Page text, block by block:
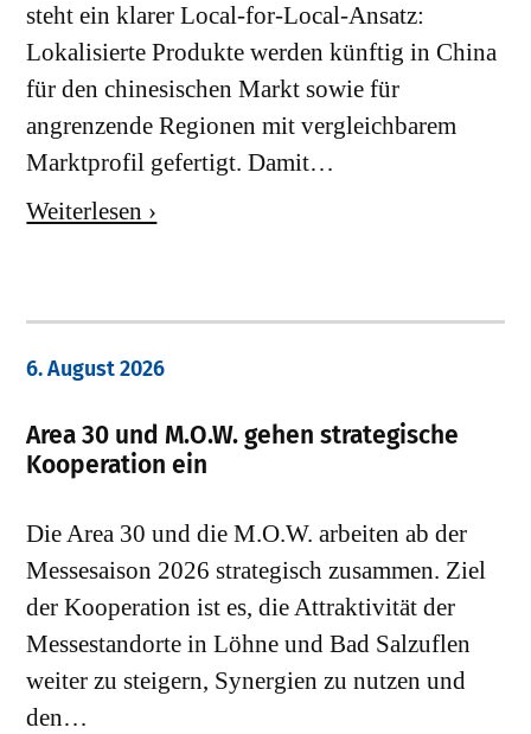
steht ein klarer Local-for-Local-Ansatz:
Lokalisierte Produkte werden künftig in China
für den chinesischen Markt sowie für
angrenzende Regionen mit vergleichbarem
Marktprofil gefertigt. Damit…
Weiterlesen ›
6. August 2026
Area 30 und M.O.W. gehen strategische
Kooperation ein
Die Area 30 und die M.O.W. arbeiten ab der
Messesaison 2026 strategisch zusammen. Ziel
der Kooperation ist es, die Attraktivität der
Messestandorte in Löhne und Bad Salzuflen
weiter zu steigern, Synergien zu nutzen und
den…